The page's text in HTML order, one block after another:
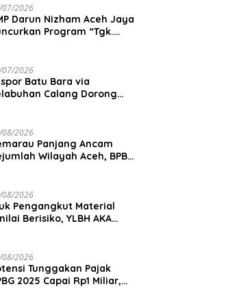
07/2026
Darun Nizham Aceh Jaya
Program “Tgk.
07/2026
Batu Bara via
Calang Dorong
08/2026
Panjang Ancam
Wilayah Aceh, BPBK
08/2026
Pengangkut Material
Berisiko, YLBH AKA
08/2026
Tunggakan Pajak
2025 Capai Rp1 Miliar,